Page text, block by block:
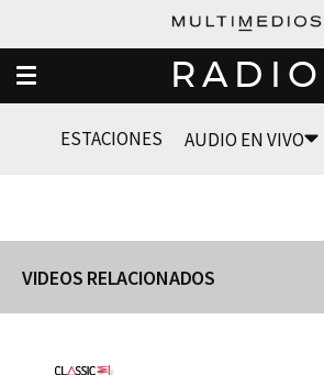
RADIO
ESTACIONES AUDIO EN VIVO
VIDEOS RELACIONADOS